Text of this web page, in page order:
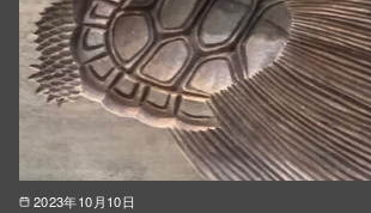
2023年10月10日